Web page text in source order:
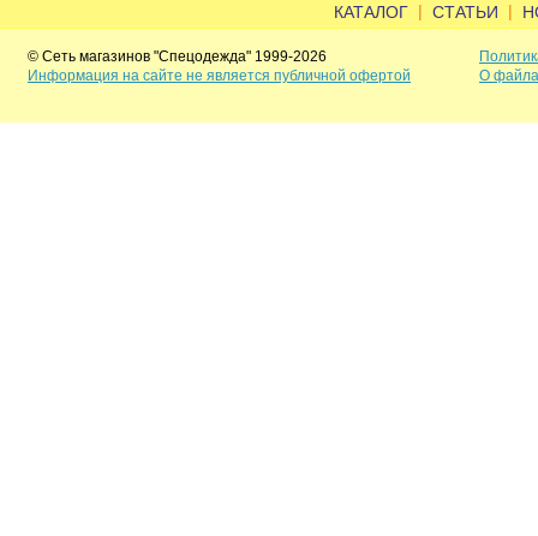
КАТАЛОГ | СТАТЬИ |
© Сеть магазинов "Спецодежда" 1999-2026
Информация на сайте не является публичной офертой
О